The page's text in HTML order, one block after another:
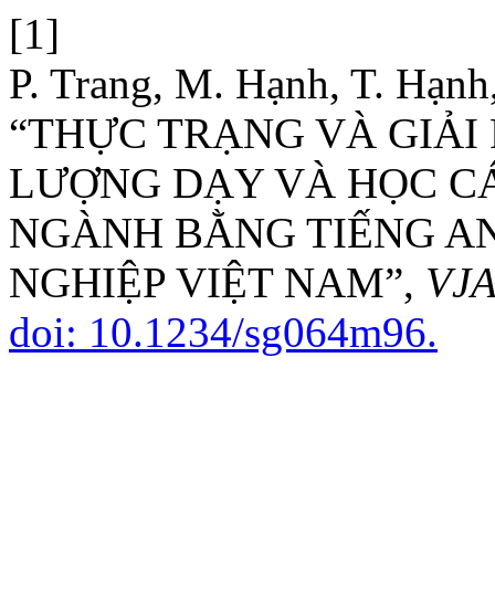
[1]
P. Trang, M. Hạnh, T.
“THỰC TRẠNG VÀ GIẢI
LƯỢNG DẠY VÀ HỌC
NGÀNH BẰNG TIẾNG
NGHIỆP VIỆT NAM”,
doi: 10.1234/sg064m96.